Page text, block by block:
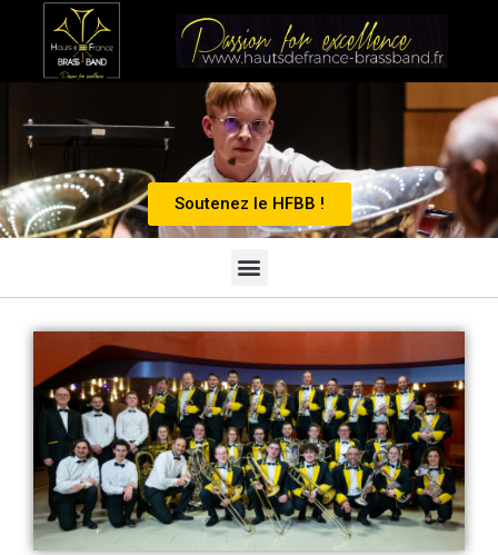
Soutenez le HFBB !